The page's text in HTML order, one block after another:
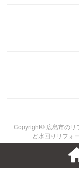
Copyright© 広島市のリ
ど水回りリフォ